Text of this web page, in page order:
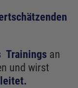
Trainings an
und wirst